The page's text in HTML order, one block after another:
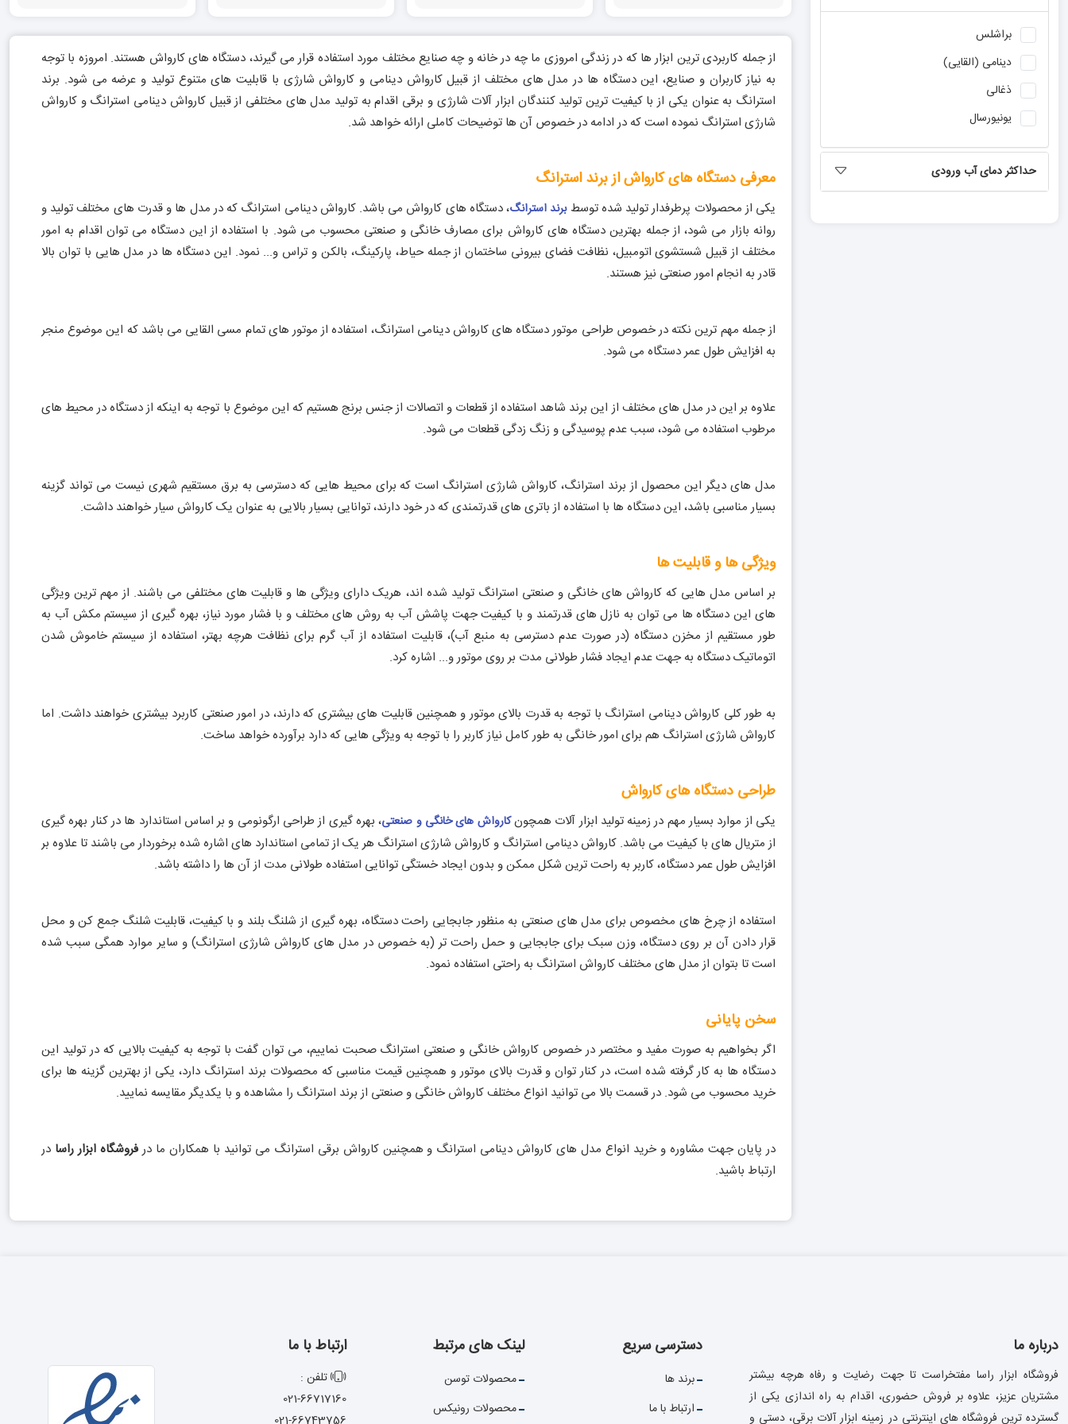
از جمله کاربردی ترین ابزار ها که در زندگی امروزی ما چه در خانه و چه صنایع مختلف مورد استفاده قرار می گیرند، دستگاه های کارواش هستند. امروزه با توجه
به نیاز کاربران و صنایع، این دستگاه ها در مدل های مختلف از قبیل کارواش دینامی و کارواش شارژی با قابلیت های متنوع تولید و عرضه می شود. برند
استرانگ به عنوان یکی از با کیفیت ترین تولید کنندگان ابزار آلات شارژی و برقی اقدام به تولید مدل های مختلفی از قبیل کارواش دینامی استرانگ و کارواش
شارژی استرانگ نموده است که در ادامه در خصوص آن ها توضیحات کاملی ارائه خواهد شد.
معرفی دستگاه های کارواش از برند استرانگ
یکی از محصولات پرطرفدار تولید شده توسطبرند استرانگ، دستگاه های کارواش می باشد. کارواش دینامی استرانگ که در مدل ها و قدرت های مختلف تولید و
روانه بازار می شود، از جمله بهترین دستگاه های کارواش برای مصارف خانگی و صنعتی محسوب می شود. با استفاده از این دستگاه می توان اقدام به امور
مختلف از قبیل شستشوی اتومبیل، نظافت فضای بیرونی ساختمان از جمله حیاط، پارکینگ، بالکن و تراس و... نمود. این دستگاه ها در مدل هایی با توان بالا
قادر به انجام امور صنعتی نیز هستند.
از جمله مهم ترین نکته در خصوص طراحی موتور دستگاه های کارواش دینامی استرانگ، استفاده از موتور های تمام مسی القایی می باشد که این موضوع منجر
به افزایش طول عمر دستگاه می شود.
علاوه بر این در مدل های مختلف از این برند شاهد استفاده از قطعات و اتصالات از جنس برنج هستیم که این موضوع با توجه به اینکه از دستگاه در محیط های
مرطوب استفاده می شود، سبب عدم پوسیدگی و زنگ زدگی قطعات می شود.
مدل های دیگر این محصول از برند استرانگ، کارواش شارژی استرانگ است که برای محیط هایی که دسترسی به برق مستقیم شهری نیست می تواند گزینه
بسیار مناسبی باشد، این دستگاه ها با استفاده از باتری های قدرتمندی که در خود دارند، توانایی بسیار بالایی به عنوان یک کارواش سیار خواهند داشت.
ویژگی ها و قابلیت ها
بر اساس مدل هایی که کارواش های خانگی و صنعتی استرانگ تولید شده اند، هریک دارای ویژگی ها و قابلیت های مختلفی می باشند. از مهم ترین ویژگی
های این دستگاه ها می توان به نازل های قدرتمند و با کیفیت جهت پاشش آب به روش های مختلف و با فشار مورد نیاز، بهره گیری از سیستم مکش آب به
طور مستقیم از مخزن دستگاه (در صورت عدم دسترسی به منبع آب)، قابلیت استفاده از آب گرم برای نظافت هرچه بهتر، استفاده از سیستم خاموش شدن
اتوماتیک دستگاه به جهت عدم ایجاد فشار طولانی مدت بر روی موتور و... اشاره کرد.
به طور کلی کارواش دینامی استرانگ با توجه به قدرت بالای موتور و همچنین قابلیت های بیشتری که دارند، در امور صنعتی کاربرد بیشتری خواهند داشت. اما
کارواش شارژی استرانگ هم برای امور خانگی به طور کامل نیاز کاربر را با توجه به ویژگی هایی که دارد برآورده خواهد ساخت.
طراحی دستگاه های کارواش
یکی از موارد بسیار مهم در زمینه تولید ابزار آلات همچونکارواش های خانگی و صنعتی، بهره گیری از طراحی ارگونومی و بر اساس استاندارد ها در کنار بهره گیری
از متریال های با کیفیت می باشد. کارواش دینامی استرانگ و کارواش شارژی استرانگ هر یک از تمامی استاندارد های اشاره شده برخوردار می باشند تا علاوه بر
افزایش طول عمر دستگاه، کاربر به راحت ترین شکل ممکن و بدون ایجاد خستگی توانایی استفاده طولانی مدت از آن ها را داشته باشد.
استفاده از چرخ های مخصوص برای مدل های صنعتی به منظور جابجایی راحت دستگاه، بهره گیری از شلنگ بلند و با کیفیت، قابلیت شلنگ جمع کن و محل
قرار دادن آن بر روی دستگاه، وزن سبک برای جابجایی و حمل راحت تر (به خصوص در مدل های کارواش شارژی استرانگ) و سایر موارد همگی سبب شده
است تا بتوان از مدل های مختلف کارواش استرانگ به راحتی استفاده نمود.
سخن پایانی
اگر بخواهیم به صورت مفید و مختصر در خصوص کارواش خانگی و صنعتی استرانگ صحبت نماییم، می توان گفت با توجه به کیفیت بالایی که در تولید این
دستگاه ها به کار گرفته شده است، در کنار توان و قدرت بالای موتور و همچنین قیمت مناسبی که محصولات برند استرانگ دارد، یکی از بهترین گزینه ها برای
خرید محسوب می شود. در قسمت بالا می توانید انواع مختلف کارواش خانگی و صنعتی از برند استرانگ را مشاهده و با یکدیگر مقایسه نمایید.
در پایان جهت مشاوره و خرید انواع مدل های کارواش دینامی استرانگ و همچنین کارواش برقی استرانگ می توانید با همکاران ما درفروشگاه ابزار راسا در
ارتباط باشید.
برند
برند
برند
برند
براشلس
دینامی (القایی)
ذغالی
یونیورسال
حداکثر دمای آب ورودی
درباره ما
فروشگاه ابزار راسا مفتخراست تا جهت رضایت و رفاه هرچه بیشتر
مشتریان عزیز، علاوه بر فروش حضوری، اقدام به راه اندازی یکی از
گسترده ترین فروشگاه های اینترنتی در زمینه ابزار آلات برقی، دستی و
دسترسی سریع
برند ها
ارتباط با ما
لینک های مرتبط
محصولات توسن
محصولات رونیکس
ارتباط با ما
تلفن :
021-66717160